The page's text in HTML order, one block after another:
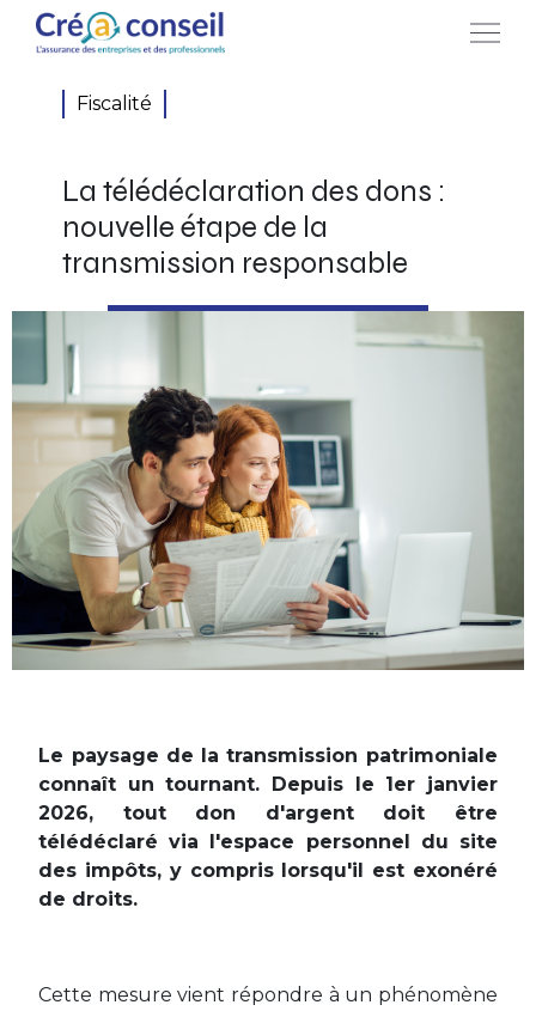
Fiscalité
La télédéclaration des dons :
nouvelle étape de la
transmission responsable
Le paysage de la transmission patrimoniale
connaît un tournant. Depuis le 1er janvier
2026, tout don d'argent doit être
télédéclaré via l'espace personnel du site
des impôts, y compris lorsqu'il est exonéré
de droits.
Cette mesure vient répondre à un phénomène